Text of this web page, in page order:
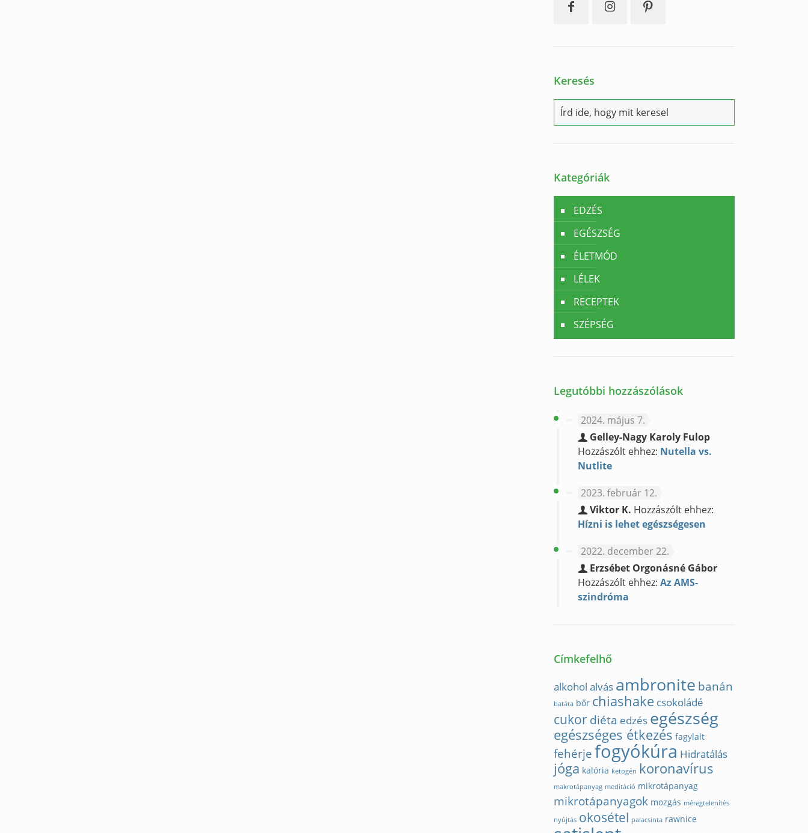
Keresés
Kategóriák
EDZÉS
EGÉSZSÉG
ÉLETMÓD
LÉLEK
RECEPTEK
SZÉPSÉG
Legutóbbi hozzászólások
2024. május 7.
Gelley-Nagy Karoly Fulop
Hozzászólt ehhez: Nutella vs.
Nutlite
2023. február 12.
Viktor K. Hozzászólt ehhez:
Hízni is lehet egészségesen
2022. december 22.
Erzsébet Orgonásné Gábor
Hozzászólt ehhez: Az AMS-
szindróma
Címkefelhő
alkohol alvás ambronite banán
batáta bőr chiashake csokoládé
cukor diéta edzés egészség
egészséges étkezés fagylalt
fehérje fogyókúra Hidratálás
jóga kalória ketogén koronavírus
makrotápanyag meditáció mikrotápanyag
mikrotápanyagok mozgás méregtelenítés
nyújtás okosétel palacsinta rawnice